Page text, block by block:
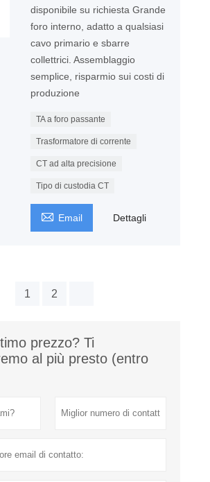
disponibile su richiesta Grande
foro interno, adatto a qualsiasi
cavo primario e sbarre
collettrici. Assemblaggio
semplice, risparmio sui costi di
produzione
TA a foro passante
Trasformatore di corrente
CT ad alta precisione
Tipo di custodia CT
 Email Dettagli
1 2
prezzo? Ti
al più presto (entro